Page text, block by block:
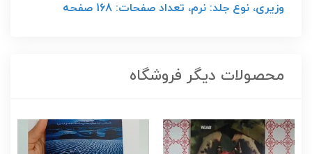
وزیری، نوع جلد: نرم، تعداد صفحات: 168 صفحه
محصولات دیگر فروشگاه